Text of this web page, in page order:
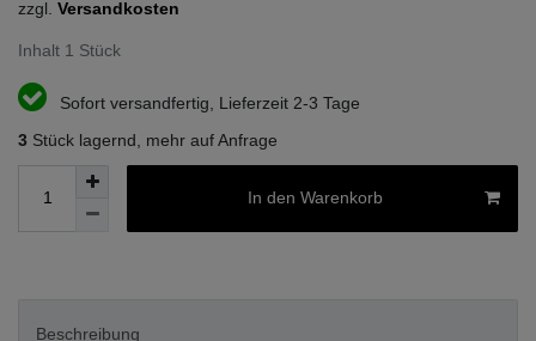
zzgl. Versandkosten
Inhalt 1 Stück
Sofort versandfertig, Lieferzeit 2-3 Tage
3 Stück lagernd, mehr auf Anfrage
In den Warenkorb
Beschreibung